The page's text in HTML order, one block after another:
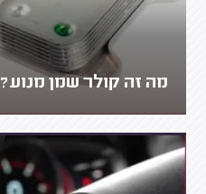
מה זה קולר שמן מנוע?